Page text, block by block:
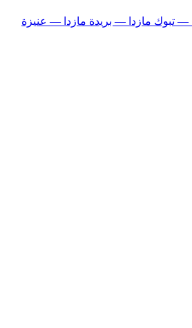
— تبوك مازدا — بريدة مازدا — عنيزة